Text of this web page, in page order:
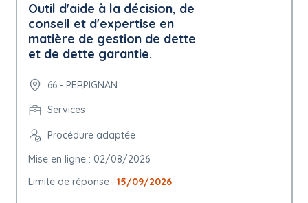
Outil d'aide à la décision, de
conseil et d'expertise en
matière de gestion de dette
et de dette garantie.
66 - PERPIGNAN
Services
Procédure adaptée
Mise en ligne : 02/08/2026
Limite de réponse : 15/09/2026